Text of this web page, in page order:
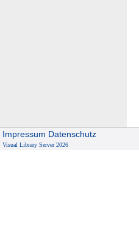
Impressum Datenschutz
Visual Library Server 2026